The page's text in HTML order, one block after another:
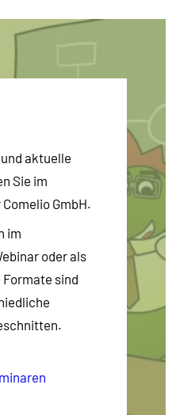
aktuelle
Sie im
GmbH.
im
oder als
Formate sind